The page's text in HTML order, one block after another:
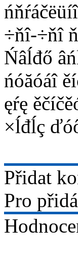
÷ňî-÷ňî
Ńâĺđő
ńóăóáî
ęŕę
×ĺđĺç
Přidat
Pro